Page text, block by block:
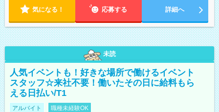
気になる！ 応募する 詳細へ
未読
人気イベントも！好きな場所で働けるイベント
スタッフ☆来社不要！働いたその日に給料もら
える日払い/T1
アルバイト 職種未経験OK